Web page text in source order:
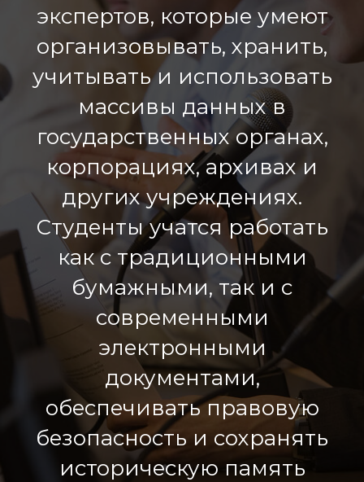
экспертов, которые умеют
организовывать, хранить,
учитывать и использовать
массивы данных в
государственных органах,
корпорациях, архивах и
других учреждениях.
Студенты учатся работать
как с традиционными
бумажными, так и с
современными
электронными
документами,
обеспечивать правовую
безопасность и сохранять
историческую память